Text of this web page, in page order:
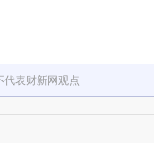
代表财新网观点